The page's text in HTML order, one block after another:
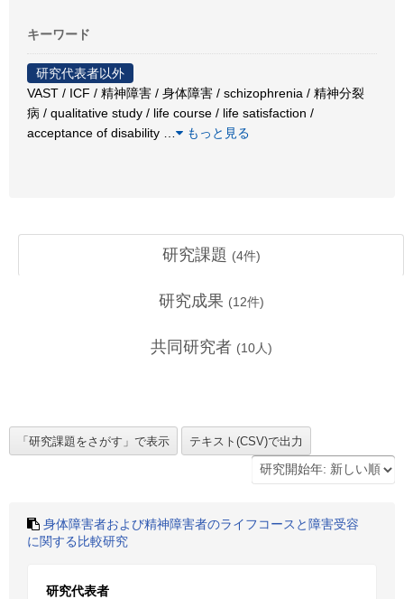
キーワード
研究代表者以外
VAST / ICF / 精神障害 / 身体障害 / schizophrenia / 精神分裂
病 / qualitative study / life course / life satisfaction /
acceptance of disability
もっと見る
研究課題 (4件)
研究成果 (12件)
共同研究者 (10人)
身体障害者および精神障害者のライフコースと障害受容
に関する比較研究
研究代表者